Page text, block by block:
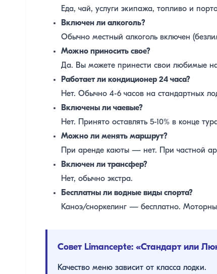
Еда, чай, услуги экипажа, топливо и
Включен ли алкоголь?
Обычно местный алкоголь включен
Можно приносить свое?
Да. Вы можете принести свои любимые
Работает ли кондиционер 24 часа?
Нет. Обычно 4-6 часов на стандартных
Включены ли чаевые?
Нет. Принято оставлять 5-10% в конце
Можно ли менять маршрут?
При аренде каюты — нет. При частной
Включен ли трансфер?
Нет, обычно экстра.
Бесплатны ли водные виды спорта?
Каноэ/сноркелинг — бесплатно.
Совет Limancepte: «Стандарт или
Качество меню зависит от класса лодки.